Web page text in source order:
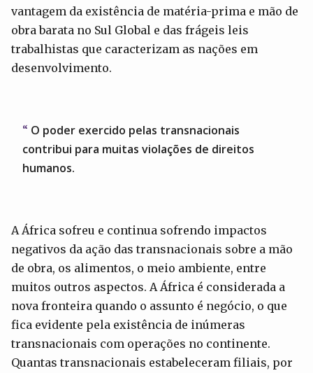
vantagem da existência de matéria-prima e mão de
obra barata no Sul Global e das frágeis leis
trabalhistas que caracterizam as nações em
desenvolvimento.
O poder exercido pelas transnacionais
contribui para muitas violações de direitos
humanos.
A África sofreu e continua sofrendo impactos
negativos da ação das transnacionais sobre a mão
de obra, os alimentos, o meio ambiente, entre
muitos outros aspectos. A África é considerada a
nova fronteira quando o assunto é negócio, o que
fica evidente pela existência de inúmeras
transnacionais com operações no continente.
Quantas transnacionais estabeleceram filiais, por